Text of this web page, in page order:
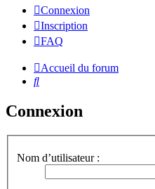
Connexion
Inscription
FAQ
Accueil du forum
Rechercher
Connexion
Nom d’utilisateur :